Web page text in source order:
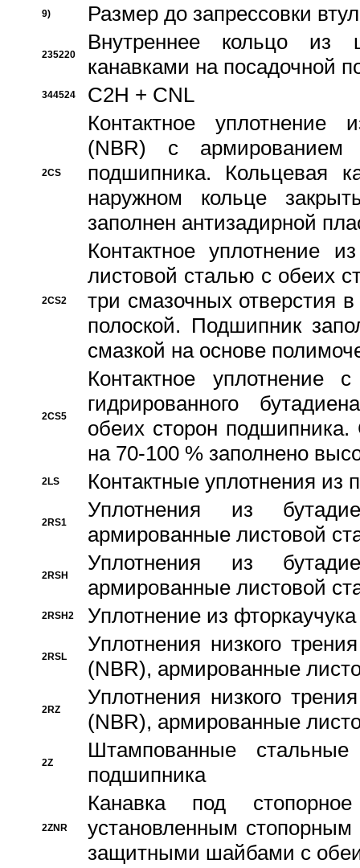
9) Размер до запрессовки
235220
Внутреннее кольцо из
канавками на посадочной
344524 C2H + CNL
2CS
Контактное уплотнение
(NBR) с
подшипника. Кольцевая
наружном кольце
заполнен антизадирной
2CS2
Контактное уплотнение
листовой сталью с обеих
три смазочных отверстия
полоской. Подшипник
смазкой на основе
2CS5
Контактное уплотнение
гидрированного
обеих сторон
на 70-100 % заполнено
2LS Контактные уплотнения из
2RS1
Уплотнения из
армированные листовой
2RSH
Уплотнения из
армированные листовой
2RSH2 Уплотнение из
2RSL
Уплотнения низкого
(NBR), армированные
2RZ
Уплотнения низкого
(NBR), армированные
2Z
Штампованные
подшипника
2ZNR
Канавка под
установленным
защитными шайбами с